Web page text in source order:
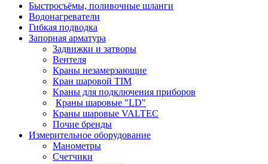
Быстросъёмы, поливочные шланги
Водонагреватели
Гибкая подводка
Запорная арматура
Задвижки и затворы
Вентеля
Краны незамерзающие
Кран шаровой TIM
Краны для подключения приборов
Краны шаровые "LD"
Краны шаровые VALTEC
Почие бренды
Измерительное оборудование
Манометры
Счетчики